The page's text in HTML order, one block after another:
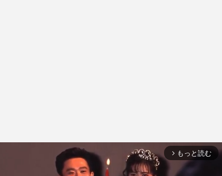
arrow_forward_ios もっと読む